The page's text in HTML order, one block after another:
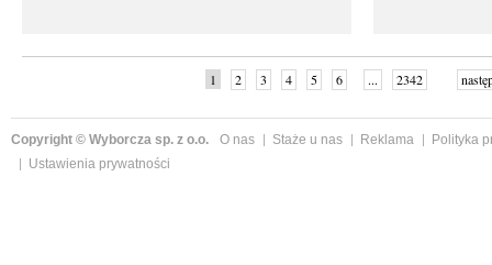
1 2 3 4 5 6 ... 2342
Copyright © Wyborcza sp. z o.o. O nas Staże u nas Reklama
Polityka
Ustawienia prywatności